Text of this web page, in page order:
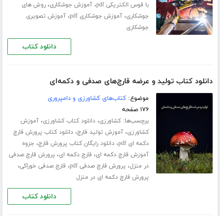
با قوس الکتریکی pdf
،آموزش جوشکاری،روش های
جوشکاری،آموزش جوشکاری pdf ،آموزش تصویری
جوشکاری
دانلود کتاب
دانلود کتاب تولید و عرضه قارچ‌های صدفی و دکمه‌ای
موضوع:کتاب‌های کشاورزی و دامپروری
۱۷۶ صفحه
برچسب‌ها:کشاورزی،دانلود کتاب کشاورزی،آموزش
کشاورزی،آموزش تولید قارچ،دانلود کتاب پرورش قارچ
دکمه ای pdf
،دانلود رایگان کتاب پرورش قارچ، جزوه
آموزش قارچ دکمه ای، قارچ دکمه ای، پرورش قارچ صدفی
در منزل، پرورش قارچ صدفی pdf ، قارچ صدفی خوراکی،
پرورش قارچ دکمه ای در منزل
دانلود کتاب